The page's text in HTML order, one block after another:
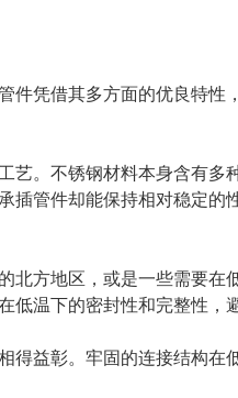
件凭借其多方面的优良特
艺。不锈钢材料本身含有
管件却能保持相对稳定
北方地区，或是一些需要
温下的密封性和完整性，
益彰。牢固的连接结构在